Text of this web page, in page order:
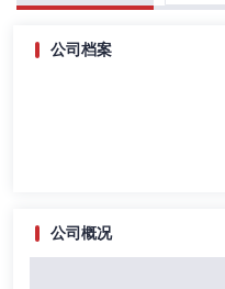
公司档案
公司概况